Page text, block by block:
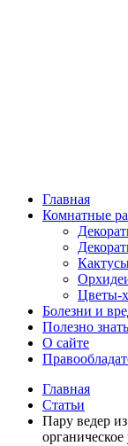
Главная
Комнатные
Цветы-
Болезни и
Полезно знать
О сайте
Главная
Статьи
Пару ведер